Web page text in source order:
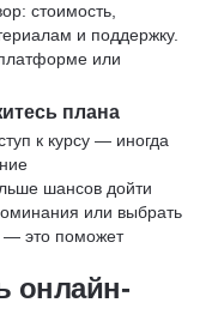
стоимость,
и поддержку.
или
плана
к курсу — иногда
шансов дойти
или выбрать
— это поможет
онлайн-